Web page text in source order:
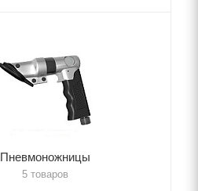
Пневмоножницы
5 товаров